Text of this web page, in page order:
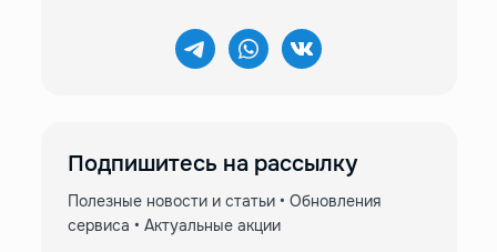
Подпишитесь на рассылку
Полезные новости и статьи • Обновления
сервиса • Актуальные акции